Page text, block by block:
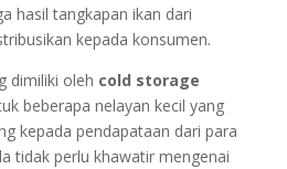
hasil tangkapan ikan dari
kepada konsumen.
dimiliki oleh cold storage
beberapa nelayan kecil yang
kepada pendapataan dari para
tidak perlu khawatir mengenai